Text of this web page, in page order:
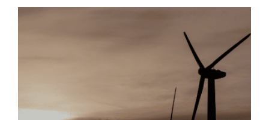
Strada a du déménager. Nous avons quitté la